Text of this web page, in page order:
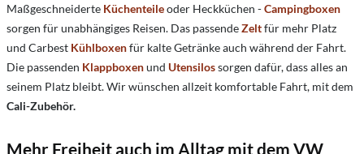
Maßgeschneiderte Küchenteileoder Heckküchen -Campingboxen
sorgen für unabhängiges Reisen. Das passendeZeltfür mehr Platz
und Carbest Kühlboxenfür kalte Getränke auch während der Fahrt.
Die passenden Klappboxenund Utensilossorgen dafür, dass alles an
seinem Platz bleibt. Wir wünschen allzeit komfortable Fahrt, mit dem
Cali-Zubehör.
Mehr Freiheit auch im Alltag mit dem VW